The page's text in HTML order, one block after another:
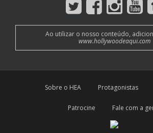
Ao utilizar o nosso conteúdo,
www.hollywoodeaqui.com
Sobre o HEA Protagonistas
Patrocine Fale com a